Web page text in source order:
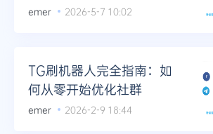
emer 2026-5-7 10:02
TG刷机器人完全指南：如
何从零开始优化社群
emer 2026-2-9 18:44